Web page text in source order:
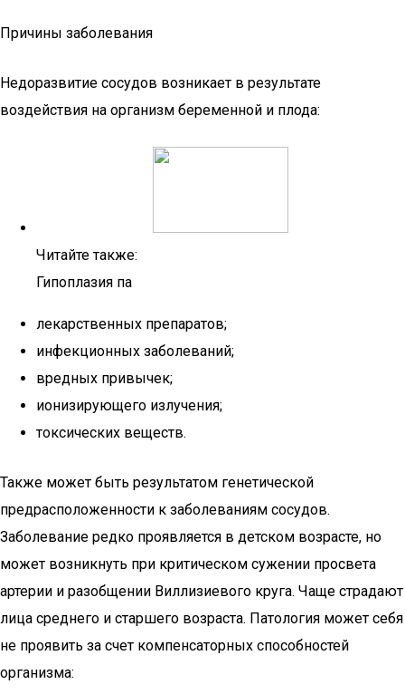
Причины заболевания
Недоразвитие сосудов возникает в результате
воздействия на организм беременной и плода:
Читайте также:
Гипоплазия па
лекарственных препаратов;
инфекционных заболеваний;
вредных привычек;
ионизирующего излучения;
токсических веществ.
Также может быть результатом генетической
предрасположенности к заболеваниям сосудов.
Заболевание редко проявляется в детском возрасте, но
может возникнуть при критическом сужении просвета
артерии и разобщении Виллизиевого круга. Чаще страдают
лица среднего и старшего возраста. Патология может себя
не проявить за счет компенсаторных способностей
организма: